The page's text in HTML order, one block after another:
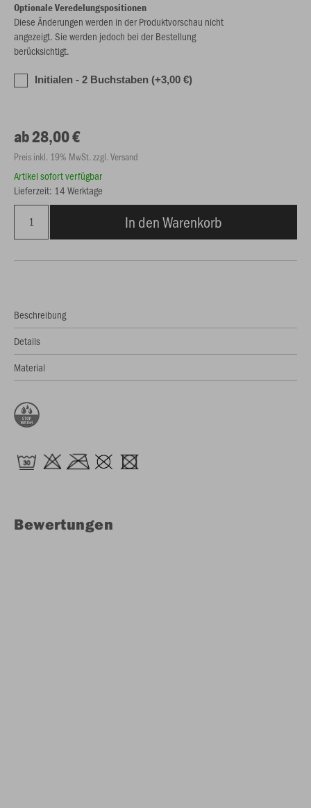
Optionale Veredelungspositionen
Diese Änderungen werden in der Produktvorschau nicht
angezeigt. Sie werden jedoch bei der Bestellung
berücksichtigt.
Initialen - 2 Buchstaben (+3,00 €)
ab 28,00 €
Preis inkl. 19% MwSt. zzgl. Versand
Artikel sofort verfügbar
Lieferzeit: 14 Werktage
In den Warenkorb
Beschreibung
Details
Material
Bewertungen